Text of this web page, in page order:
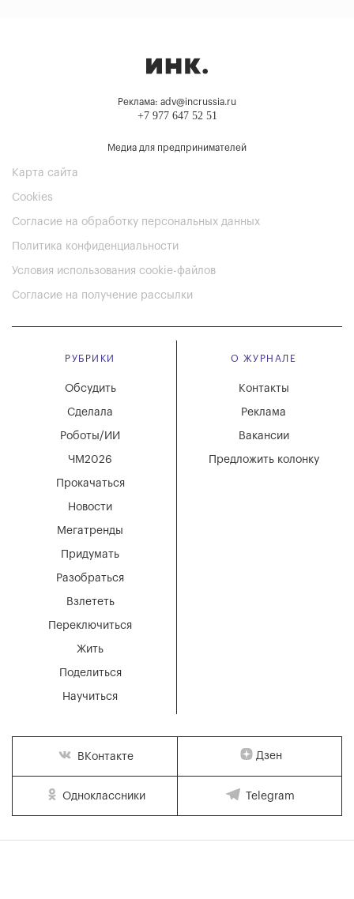
Реклама: adv@incrussia.ru
+7 977 647 52 51
Медиа для предпринимателей
Карта сайта
Cookies
Согласие на обработку персональных данных
Политика конфиденциальности
Условия использования cookie-файлов
Согласие на получение рассылки
РУБРИКИ
Мегатренды
Придумать
Разобраться
Взлететь
Новости
Переключиться
Жить
Поделиться
Научиться
Обсудить
Сделала
Роботы/ИИ
ЧМ2026
Прокачаться
О ЖУРНАЛЕ
Вакансии
Реклама
Контакты
Предложить колонку
ВКонтакте Дзен
Одноклассники Telegram